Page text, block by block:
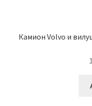
Камион Volvo и